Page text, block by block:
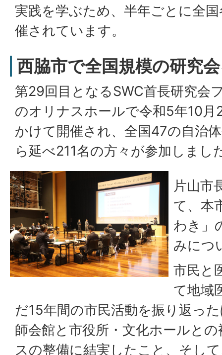
実践を学ぶため、半年ごとに全
催されています。
西脇市で全国規模の研究
第29回目となるSWC首長研究会
のオリナスホールで令和5年10
かけて開催され、全国47の自治
ら延べ211名の方々が参加しまし
片山市
て、本
わき」
みにつ
市民と
て地域
だ15年間の市民活動を振り返っ
師会館と市役所・文化ホールと
スの整備に結実したこと、そし